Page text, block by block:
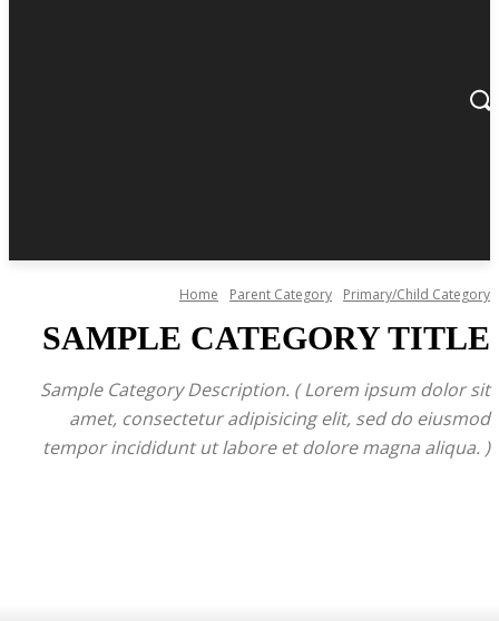
Home Parent Category Primary/Child Category
SAMPLE CATEGORY TITLE
Sample Category Description. ( Lorem ipsum dolor sit
amet, consectetur adipisicing elit, sed do eiusmod
tempor incididunt ut labore et dolore magna aliqua. )